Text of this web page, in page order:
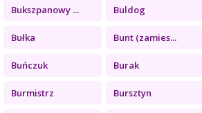
Bukszpanowy ... Buldog
Bułka Bunt (zamies...
Buńczuk Burak
Burmistrz Bursztyn